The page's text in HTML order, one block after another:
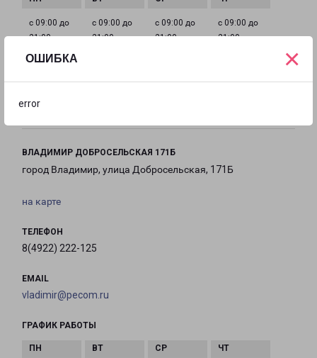
ОШИБКА
error
×
с 09:00 до
21:00
с 09:00 до
21:00
с 09:00 до
21:00
с 09:00 до
21:00
с 09:00 до
21:00
с 09:00 до
с 09:00 до
ВЛАДИМИР ДОБРОСЕЛЬСКАЯ 171Б
город Владимир, улица Добросельская, 171Б
на карте
ТЕЛЕФОН
8(4922) 222-125
EMAIL
vladimir@pecom.ru
ГРАФИК РАБОТЫ